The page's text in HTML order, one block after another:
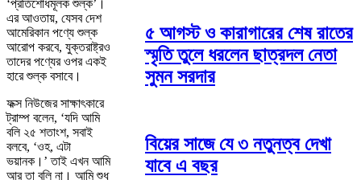
‘প্রতিশোধমূলক শুল্ক’।
এর আওতায়, যেসব দেশ
আমেরিকান পণ্যে শুল্ক
আরোপ করবে, যুক্তরাষ্ট্রও
তাদের পণ্যের ওপর একই
হারে শুল্ক বসাবে।
ফক্স নিউজের সাক্ষাৎকারে
ট্রাম্প বলেন, ‘যদি আমি
বলি ২৫ শতাংশ, সবাই
বলবে, ‘ওহ, এটা
ভয়ানক।’ তাই এখন আমি
আর তা বলি না। আমি শুধু
৫ আগস্ট ও কারাগারের শেষ রাতের
স্মৃতি তুলে ধরলেন ছাত্রদল নেতা
সুমন সরদার
বিয়ের সাজে যে ৩ নতুনত্ব দেখা
যাবে এ বছর